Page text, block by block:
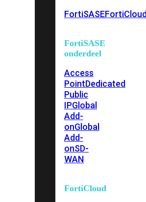
FortiSASEFortiCloud
FortiSASE
onderdeel
Access
PointDedicated
Public
IPGlobal
Add-
onGlobal
Add-
onSD-
WAN
FortiCloud